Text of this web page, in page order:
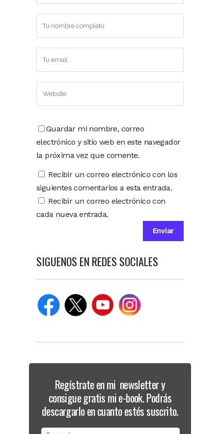
Guardar mi nombre, correo
electrónico y sitio web en este navegador
la próxima vez que comente.
Recibir un correo electrónico con los
siguientes comentarios a esta entrada.
Recibir un correo electrónico con
cada nueva entrada.
SIGUENOS EN REDES SOCIALES
Regístrate en mi newsletter y
consigue gratis mi e-book. Podrás
descargarlo en cuanto estés suscrito.